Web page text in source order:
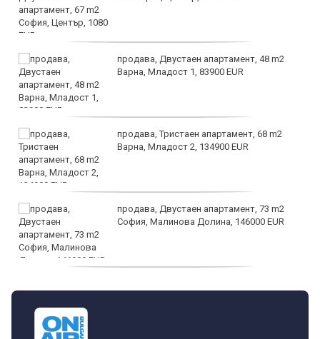
продава, Двустаен апартамент, 48 m2
Варна, Младост 1, 83900 EUR
продава, Тристаен апартамент, 68 m2
Варна, Младост 2, 134900 EUR
продава, Двустаен апартамент, 73 m2
София, Малинова Долина, 146000 EUR